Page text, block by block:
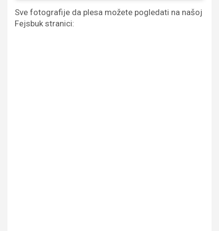
Sve fotografije da plesa možete pogledati na našoj
Fejsbuk stranici: